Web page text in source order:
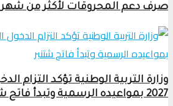
صرف دعم المحروقات لأكثر من شهر
2027 بمواعيده الرسمية وتبدأ فاتح شتنبر